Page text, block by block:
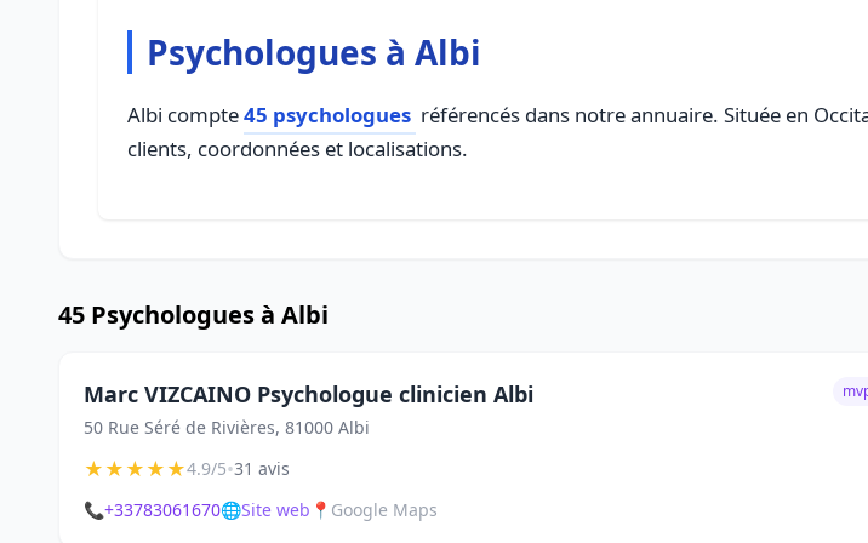
Psychologues à Albi
Albi compte45 psychologues référencés dans notre annuaire. Située en
clients, coordonnées et localisations.
45 Psychologues à Albi
Marc VIZCAINO Psychologue clinicien Albi
50 Rue Séré de Rivières, 81000 Albi
★★★★★4.9/5•31 avis
📞+33783061670🌐Site web 📍 Google Maps